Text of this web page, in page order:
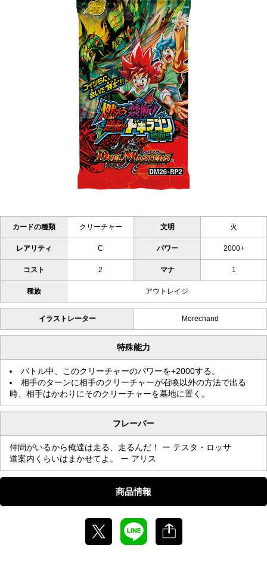
カードの種類 クリーチャー 文明 火
レアリティ C パワー 2000+
コスト 2 マナ 1
種族 アウトレイジ
イラストレーター Morechand
特殊能力
バトル中、このクリーチャーのパワーを+2000する。
相手のターンに相手のクリーチャーが召喚以外の方法で出る
時、相手はかわりにそのクリーチャーを墓地に置く。
フレーバー
仲間がいるから俺達は走る、走るんだ！ ー テスタ・ロッサ
道案内くらいはまかせてよ。 ー アリス
商品情報